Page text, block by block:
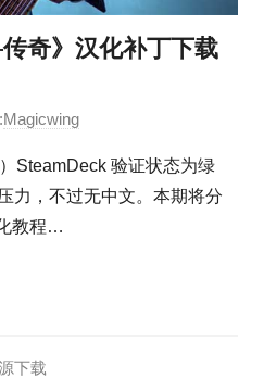
奇》汉化补丁下载
Magicwing
SteamDeck 验证状态为绿
力，不过无中文。本期将分
教程…
下载